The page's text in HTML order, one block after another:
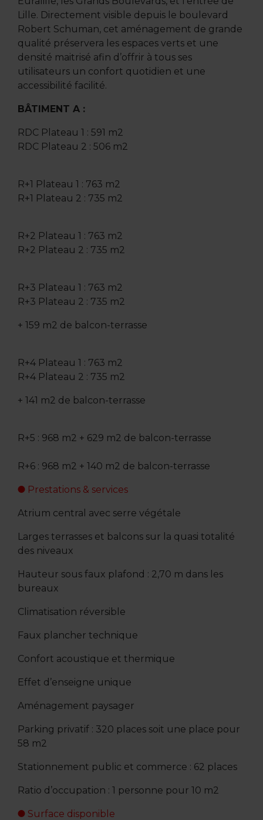
Lille. Directement visible depuis le boulevard
Robert Schuman, cet aménagement de grande
qualité préservera les espaces verts et une
densité maitrisé afin d’offrir à tous ses
utilisateurs un confort quotidien et une
accessibilité facilité.
BÂTIMENT A :
RDC Plateau 1 : 591 m2
RDC Plateau 2 : 506 m2
R+1 Plateau 1 : 763 m2
R+1 Plateau 2 : 735 m2
R+2 Plateau 1 : 763 m2
R+2 Plateau 2 : 735 m2
R+3 Plateau 1 : 763 m2
R+3 Plateau 2 : 735 m2
+ 159 m2 de balcon-terrasse
R+4 Plateau 1 : 763 m2
R+4 Plateau 2 : 735 m2
+ 141 m2 de balcon-terrasse
R+5 : 968 m2 + 629 m2 de balcon-terrasse
R+6 : 968 m2 + 140 m2 de balcon-terrasse
Prestations & services
Atrium central avec serre végétale
Larges terrasses et balcons sur la quasi totalité
des niveaux
Hauteur sous faux plafond : 2,70 m dans les
bureaux
Climatisation réversible
Faux plancher technique
Confort acoustique et thermique
Effet d’enseigne unique
Aménagement paysager
Parking privatif : 320 places soit une place pour
58 m2
Stationnement public et commerce : 62 places
Ratio d’occupation : 1 personne pour 10 m2
Surface disponible